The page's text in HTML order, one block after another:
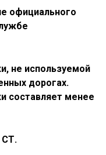
официального
не используемой
дорогах.
составляет менее
СТ.